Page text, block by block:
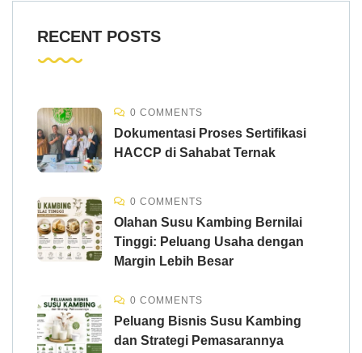
RECENT POSTS
0 COMMENTS
Dokumentasi Proses Sertifikasi
HACCP di Sahabat Ternak
0 COMMENTS
Olahan Susu Kambing Bernilai
Tinggi: Peluang Usaha dengan
Margin Lebih Besar
0 COMMENTS
Peluang Bisnis Susu Kambing
dan Strategi Pemasarannya